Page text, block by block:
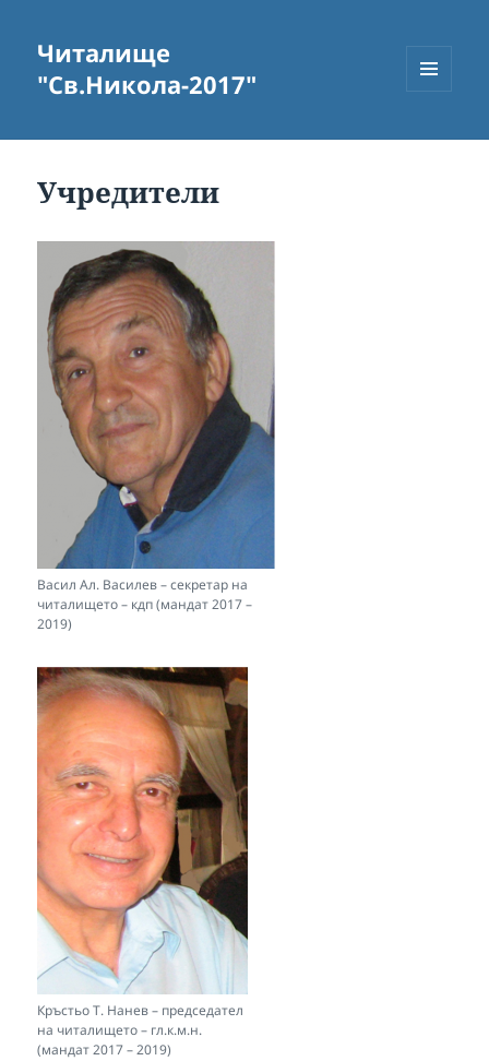
Читалище
"Св.Никола-2017"
WIDGETS
Учредители
Васил Ал. Василев – секретар на
читалището – кдп (мандат 2017 –
2019)
Кръстьо Т. Нанев – председател
на читалището – гл.к.м.н.
(мандат 2017 – 2019)